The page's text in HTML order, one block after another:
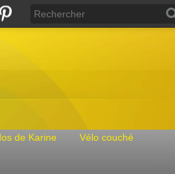
de Karine Vélo couché